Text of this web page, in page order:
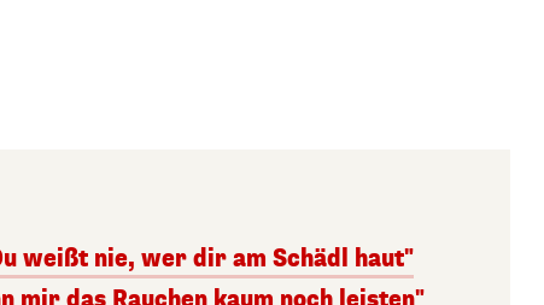
weißt nie, wer dir am Schädl haut"